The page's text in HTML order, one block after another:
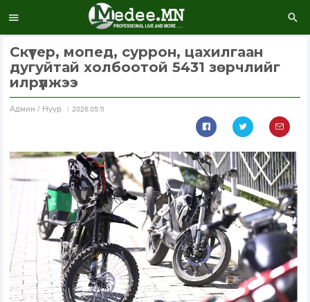
Скүтер, мопед, суррон, цахилгаан
дугуйтай холбоотой 5431 зөрчлийг
илрүүлжээ
Aдмин / Нүүр 2026.05.11